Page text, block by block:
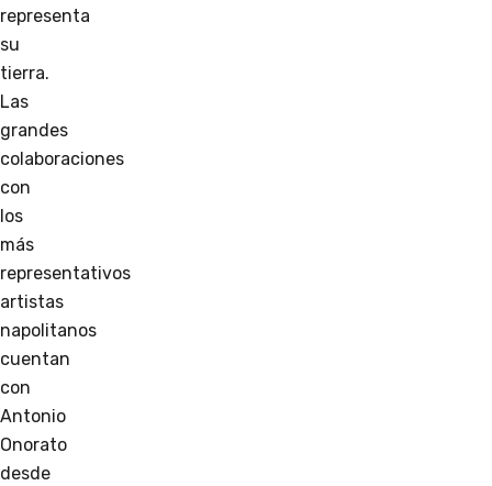
representa
su
tierra.
Las
grandes
colaboraciones
con
los
más
representativos
artistas
napolitanos
cuentan
con
Antonio
Onorato
desde